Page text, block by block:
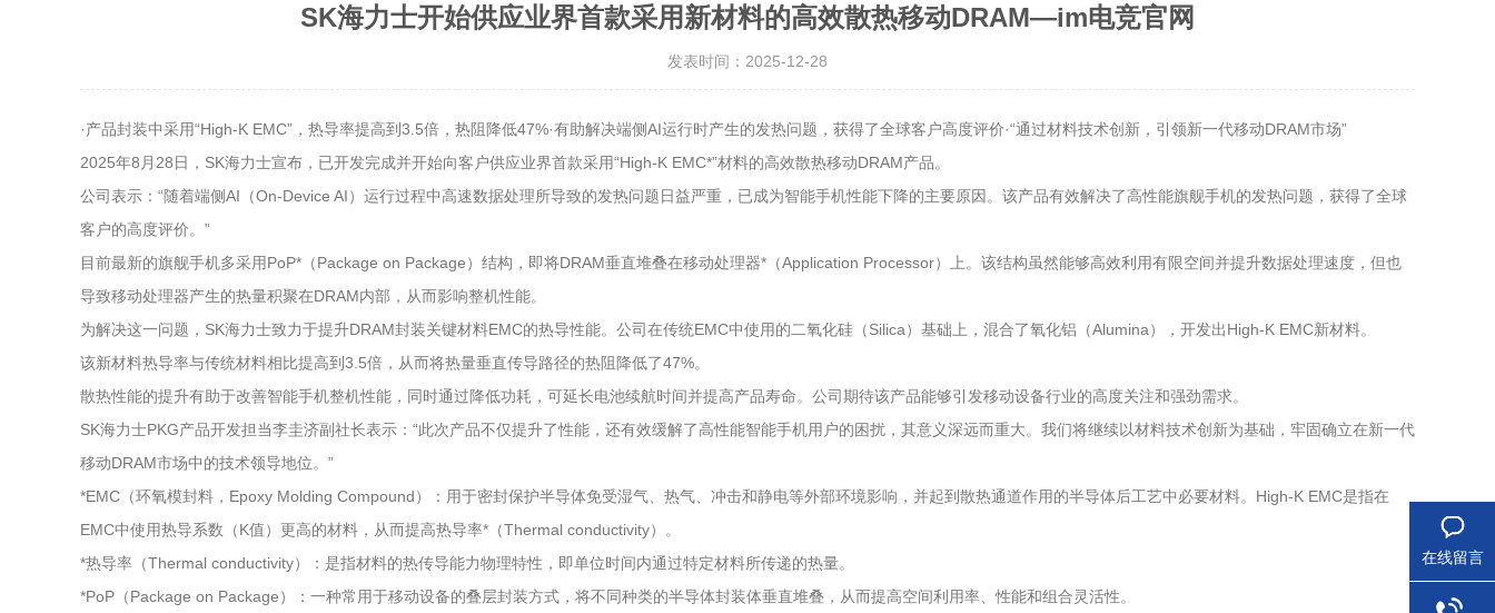
SK海力士开始供应业界首款采用新材料的高效散热移动DRAM—im电竞官网
发表时间：2025-12-28
·产品封装中采用“High-K EMC”，热导率提高到3.5倍，热阻降低47%·有助解决端侧AI运行时产生的发热问题，获得了全球客户高度评价·“通过材料技术创新，引领新一代移动DRAM市场”
2025年8月28日，SK海力士宣布，已开发完成并开始向客户供应业界首款采用“High-K EMC*”材料的高效散热移动DRAM产品。
公司表示：“随着端侧AI（On-Device AI）运行过程中高速数据处理所导致的发热问题日益严重，已成为智能手机性能下降的主要原因。该产品有效解决了高性能旗舰手机的发热问题，获得了全球
客户的高度评价。”
目前最新的旗舰手机多采用PoP*（Package on Package）结构，即将DRAM垂直堆叠在移动处理器*（Application Processor）上。该结构虽然能够高效利用有限空间并提升数据处理速度，但也
导致移动处理器产生的热量积聚在DRAM内部，从而影响整机性能。
为解决这一问题，SK海力士致力于提升DRAM封装关键材料EMC的热导性能。公司在传统EMC中使用的二氧化硅（Silica）基础上，混合了氧化铝（Alumina），开发出High-K EMC新材料。
该新材料热导率与传统材料相比提高到3.5倍，从而将热量垂直传导路径的热阻降低了47%。
散热性能的提升有助于改善智能手机整机性能，同时通过降低功耗，可延长电池续航时间并提高产品寿命。公司期待该产品能够引发移动设备行业的高度关注和强劲需求。
SK海力士PKG产品开发担当李圭济副社长表示：“此次产品不仅提升了性能，还有效缓解了高性能智能手机用户的困扰，其意义深远而重大。我们将继续以材料技术创新为基础，牢固确立在新一代
移动DRAM市场中的技术领导地位。”
*EMC（环氧模封料，Epoxy Molding Compound）：用于密封保护半导体免受湿气、热气、冲击和静电等外部环境影响，并起到散热通道作用的半导体后工艺中必要材料。High-K EMC是指在
EMC中使用热导系数（K值）更高的材料，从而提高热导率*（Thermal conductivity）。
*热导率（Thermal conductivity）：是指材料的热传导能力物理特性，即单位时间内通过特定材料所传递的热量。
*PoP（Package on Package）：一种常用于移动设备的叠层封装方式，将不同种类的半导体封装体垂直堆叠，从而提高空间利用率、性能和组合灵活性。
在线留言